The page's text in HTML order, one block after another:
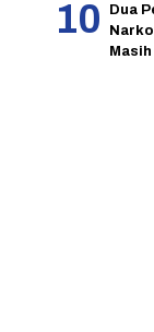
Dua